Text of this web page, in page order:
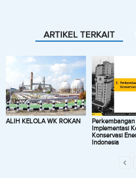
ARTIKEL TERKAIT
ALIH KELOLA WK ROKAN
Perkembangan
Implementasi
Konservasi
Indonesia